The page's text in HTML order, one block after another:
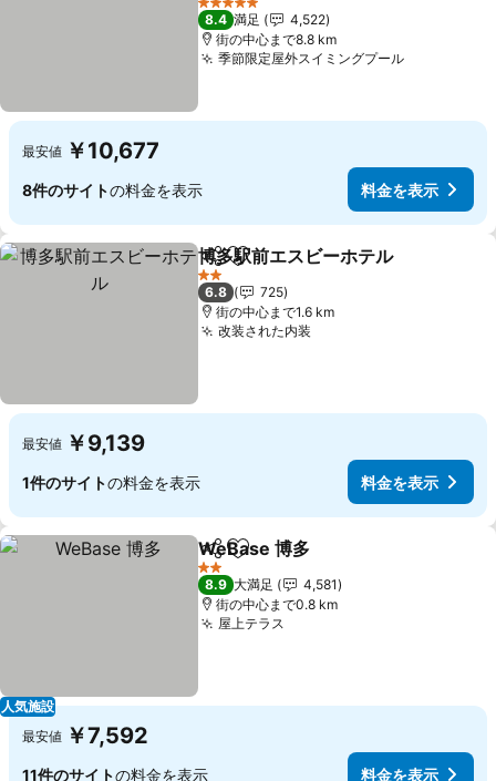
5 ホテルのランク
8.4 満足
4,522
街の中心まで8.8 km
季節限定屋外スイミングプール
最安値 ￥10,677
8件のサイトの料金を表示 料金を表示
シェアお気に入りに追加
博多駅前エスビーホテル
2 ホテルのランク
6.8
725
街の中心まで1.6 km
改装された内装
最安値 ￥9,139
1件のサイトの料金を表示 料金を表示
人気施設
シェアお気に入りに追加
WeBase 博多
2 ホテルのランク
8.9 大満足
4,581
街の中心まで0.8 km
屋上テラス
最安値 ￥7,592
11件のサイトの料金を表示 料金を表示